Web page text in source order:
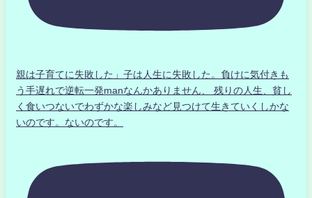
親は子育てに失敗した」子は人生に失敗した。負けに気付きも
う手遅れで逆転一発manなんかありません、 残りの人生、貧し
く食いつないでわずかな楽しみなど見つけて生きていくしかな
いのです。ないのです。